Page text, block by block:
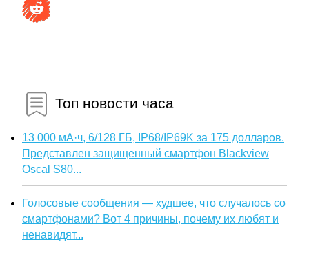
Топ новости часа
13 000 мА·ч, 6/128 ГБ, IP68/IP69K за 175 долларов.
Представлен защищенный смартфон Blackview
Oscal S80...
Голосовые сообщения — худшее, что случалось со
смартфонами? Вот 4 причины, почему их любят и
ненавидят...